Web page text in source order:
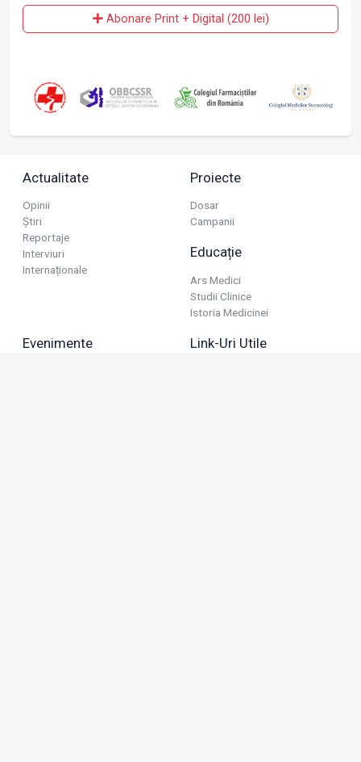
Abonare Print + Digital (200 lei)
Actualitate
Opinii
Știri
Reportaje
Interviuri
Internaționale
Proiecte
Dosar
Campanii
Educație
Ars Medici
Studii Clinice
Istoria Medicinei
Evenimente Link-Uri Utile